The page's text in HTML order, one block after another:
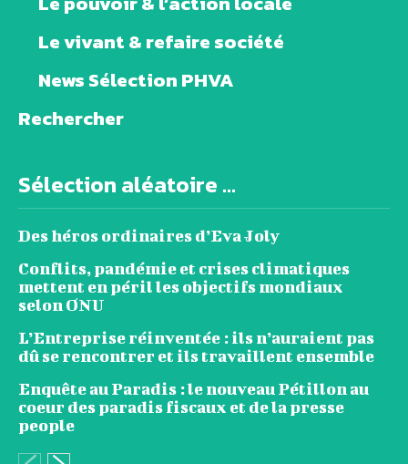
Le vivant & refaire société
News Sélection PHVA
Rechercher
Sélection aléatoire ...
Des héros ordinaires d’Eva Joly
Conflits, pandémie et crises climatiques
mettent en péril les objectifs mondiaux
selon ONU
L’Entreprise réinventée : ils n’auraient pas
dû se rencontrer et ils travaillent ensemble
Enquête au Paradis : le nouveau Pétillon au
coeur des paradis fiscaux et de la presse
people